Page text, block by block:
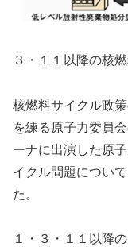
３・１１以降の核
核燃料サイクル政
を練る原子力委員
ーナに出演した原
イクル問題につい
た。
１・３・１１以降